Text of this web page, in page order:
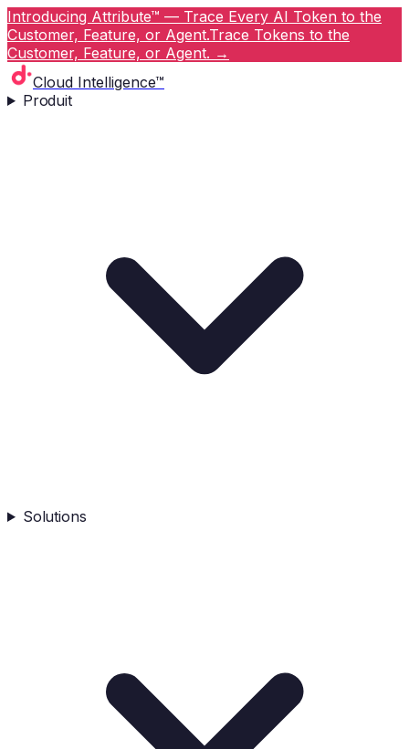
Introducing Attribute™ — Trace Every AI Token to the
Customer, Feature, or Agent.Trace Tokens to the
Customer, Feature, or Agent. →
Cloud Intelligence™
Produit
Solutions